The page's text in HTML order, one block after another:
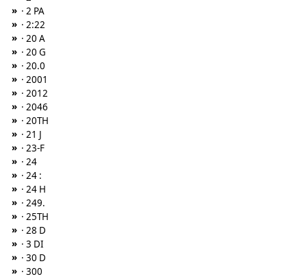
» · 2 PA
» · 2:22
» · 20 A
» · 20 G
» · 20.0
» · 2001
» · 2012
» · 2046
» · 20TH
» · 21 J
» · 23-F
» · 24
» · 24 :
» · 24 H
» · 249.
» · 25TH
» · 28 D
» · 3 DI
» · 30 D
» · 300